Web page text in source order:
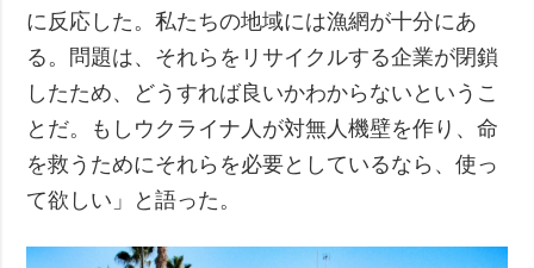
に反応した。私たちの地域には漁網が十分にあ
る。問題は、それらをリサイクルする企業が閉鎖
したため、どうすれば良いかわからないというこ
とだ。もしウクライナ人が対無人機壁を作り、命
を救うためにそれらを必要としているなら、使っ
て欲しい」と語った。